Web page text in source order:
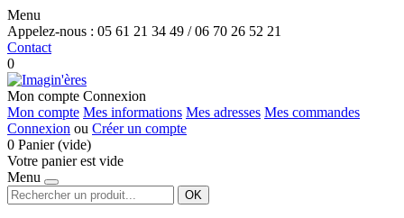
Menu
Appelez-nous : 05 61 21 34 49 / 06 70 26 52 21
Contact
0
Mon compte Connexion
Mon compte Mes informations Mes adresses Mes commandes
Connexion ou Créer un compte
0 Panier (vide)
Votre panier est vide
Menu
OK